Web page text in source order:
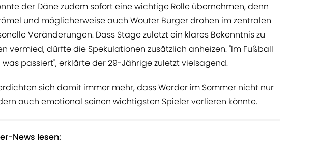
der Däne zudem sofort eine wichtige Rolle übernehmen, denn
und möglicherweise auch Wouter Burger drohen im zentralen
Veränderungen. Dass Stage zuletzt ein klares Bekenntnis zu
vermied, dürfte die Spekulationen zusätzlich anheizen. "Im Fußball
passiert", erklärte der 29-Jährige zuletzt vielsagend.
sich damit immer mehr, dass Werder im Sommer nicht nur
auch emotional seinen wichtigsten Spieler verlieren könnte.
News lesen: